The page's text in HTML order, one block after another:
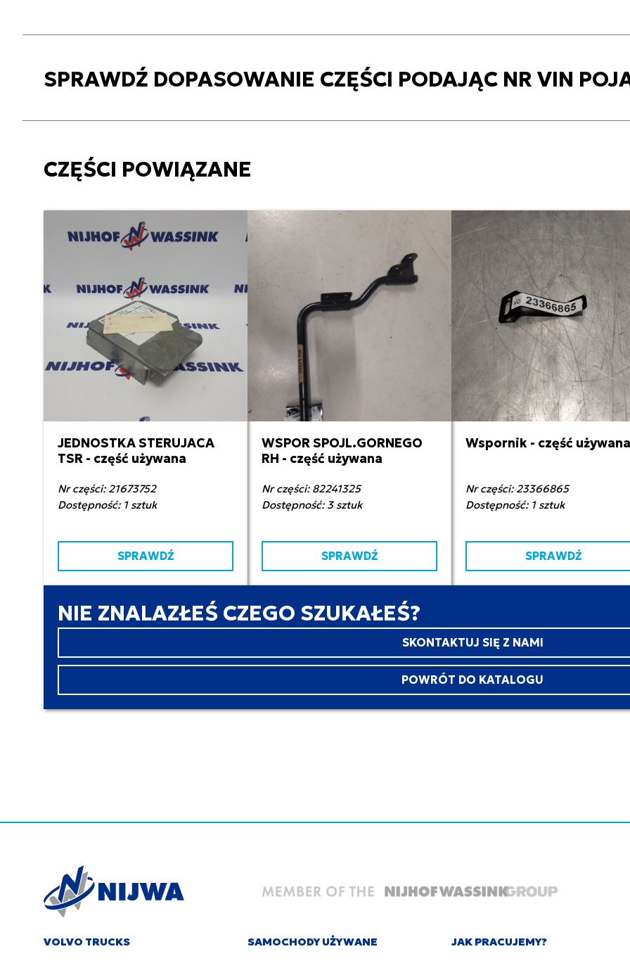
SPRAWDŹ DOPASOWANIE CZĘŚCI PODAJĄC NR VIN
CZĘŚCI POWIĄZANE
1 000,00 zł netto
JEDNOSTKA STERUJACA
TSR - część używana
Nr części: 21673752
Dostępność: 1 sztuk
SPRAWDŹ
300,00 zł netto
WSPOR SPOJL.GORNEGO
RH - część używana
Nr części: 82241325
Dostępność: 3 sztuk
SPRAWDŹ
40,00 zł netto
Wspornik - część używana
Nr części: 23366865
Dostępność: 1 sztuk
SPRAWDŹ
NIE ZNALAZŁEŚ CZEGO SZUKAŁEŚ?
SKONTAKTUJ SIĘ Z NAMI
POWRÓT DO KATALOGU
VOLVO TRUCKS SAMOCHODY UŻYWANE JAK PRACUJEMY?